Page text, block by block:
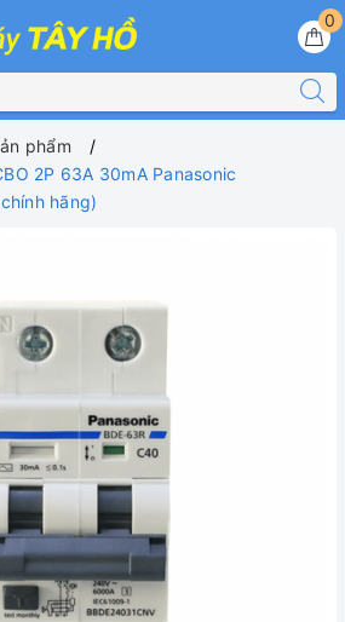
0
phẩm
2P 63A 30mA Panasonic
hãng)